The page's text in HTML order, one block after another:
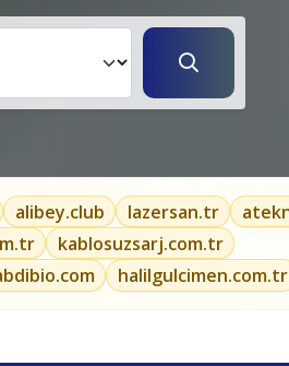
alibey.club lazersan.tr
kablosuzsarj.com.tr
halilgulcimen.com.tr